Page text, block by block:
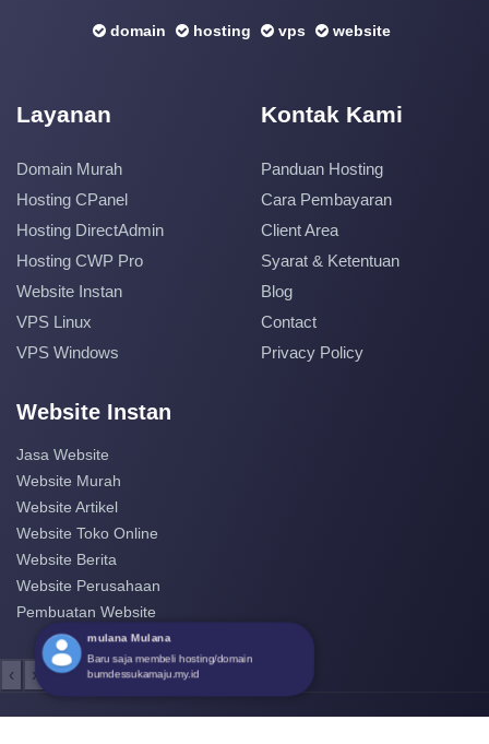
domain hosting vps website
Layanan
Domain Murah
Hosting CPanel
Hosting DirectAdmin
Hosting CWP Pro
Website Instan
VPS Linux
VPS Windows
Kontak Kami
Panduan Hosting
Cara Pembayaran
Client Area
Syarat & Ketentuan
Blog
Contact
Privacy Policy
Website Instan
Jasa Website
Website Murah
Website Artikel
Website Toko Online
Website Berita
Website Perusahaan
Pembuatan Website
‹ ›
mulana Mulana
Baru saja membeli hosting/domain
bumdessukamaju.my.id